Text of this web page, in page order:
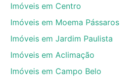
Loft, com você até as chaves.
Imóveis em Centro
Imóveis em Moema Pássaros
Imóveis em Jardim Paulista
Imóveis em Aclimação
Imóveis em Campo Belo